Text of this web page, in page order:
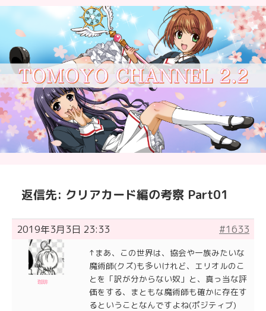
返信先: クリアカード編の考察 Part01
2019年3月3日 23:33 #1633
珈琲
↑まあ、この世界は、協会や一族みたいな
魔術師(クズ)も多いけれど、エリオルのこ
とを「訳が分からない奴」と、真っ当な評
価をする、まともな魔術師も確かに存在す
るということなんですよね(ポジティブ)